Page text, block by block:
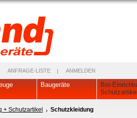
ANFRAGE-LISTE ANMELDEN
Baugeräte
Bst-
+ Schutzartikel Schutzkleidung